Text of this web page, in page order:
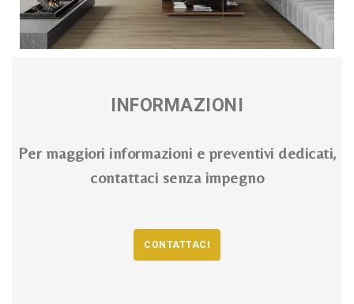
INFORMAZIONI
Per maggiori informazioni e preventivi dedicati,
contattaci senza impegno
CONTATTACI